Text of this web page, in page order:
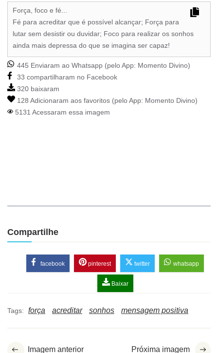
Força, foco e fé...
Fé para acreditar que é possível alcançar; Força para
lutar sem desistir ou duvidar; Foco para realizar os sonhos
ainda mais depressa do que se imagina ser capaz!
445 Enviaram ao Whatsapp (pelo App: Momento Divino)
33 compartilharam no Facebook
320 baixaram
128 Adicionaram aos favoritos (pelo App: Momento Divino)
5131 Acessaram essa imagem
Compartilhe
facebook pinterest twitter whatsapp
Baixar
Tags: força acreditar sonhos mensagem positiva
Imagem anterior Próxima imagem